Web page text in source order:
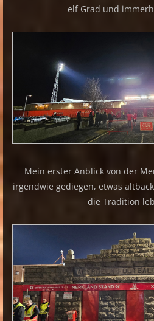
elf Grad und
Mein erster Anblick von der
irgendwie gediegen, etwas
die Tradition